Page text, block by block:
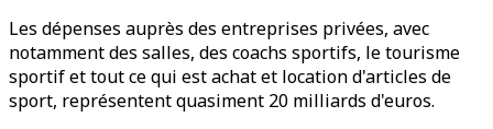
Les dépenses auprès des entreprises privées, avec
notamment des salles, des coachs sportifs, le tourisme
sportif et tout ce qui est achat et location d'articles de
sport, représentent quasiment 20 milliards d'euros.